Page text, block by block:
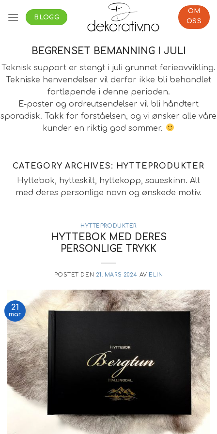
BLOGG
OM
OSS
BEGRENSET BEMANNING I JULI
Teknisk support er stengt i juli grunnet ferieavvikling.
Tekniske henvendelser vil derfor ikke bli behandlet
fortløpende i denne perioden.
E-poster og ordreutsendelser vil bli håndtert
sporadisk. Takk for forståelsen, og vi ønsker alle våre
kunder en riktig god sommer.
CATEGORY ARCHIVES:
HYTTEPRODUKTER
Hyttebok, hytteskilt, hyttekopp, saueskinn. Alt
med deres personlige navn og ønskede motiv.
HYTTEPRODUKTER
HYTTEBOK MED DERES
PERSONLIGE TRYKK
POSTET DEN 21. MARS 2024 AV ELIN
21
mar